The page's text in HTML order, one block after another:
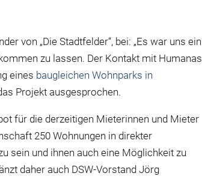
von „Die Stadtfelder“, bei: „Es war uns ein
zu lassen. Der Kontakt mit Humanas
eines baugleichen Wohnparks in
Projekt ausgesprochen.
für die derzeitigen Mieterinnen und Mieter
250 Wohnungen in direkter
sein und ihnen auch eine Möglichkeit zu
daher auch DSW-Vorstand Jörg